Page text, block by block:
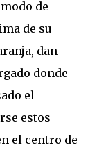
de
de su
dan
donde
el
estos
el centro de